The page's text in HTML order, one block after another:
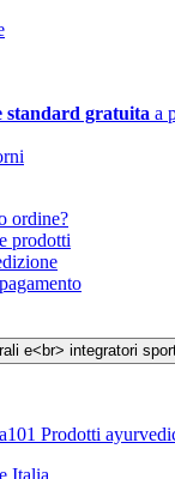
standard gratuita a
ordine?
prodotti
Prodotti